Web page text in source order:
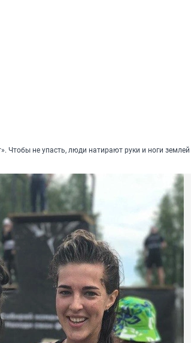
Чтобы не упасть, люди натирают руки и ноги землей